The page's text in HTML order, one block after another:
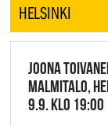
HELSINKI
JOONA
MALMITALO,
9.9. KLO 19:00